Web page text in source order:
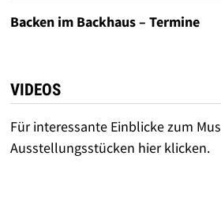
Backen im Backhaus – Termine
VIDEOS
Für interessante Einblicke zum
Ausstellungsstücken hier klicken.